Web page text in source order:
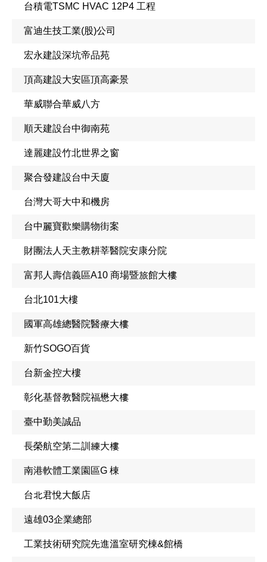
台積電TSMC HVAC 12P4 工程
富迪生技工業(股)公司
宏永建設深坑帝品苑
頂高建設大安區頂高豪景
華威聯合華威八方
順天建設台中御南苑
達麗建設竹北世界之窗
聚合發建設台中天廈
台灣大哥大中和機房
台中麗寶歡樂購物街案
財團法人天主教耕莘醫院安康分院
富邦人壽信義區A10 商場暨旅館大樓
台北101大樓
國軍高雄總醫院醫療大樓
新竹SOGO百貨
台新金控大樓
彰化基督教醫院福懋大樓
臺中勤美誠品
長榮航空第二訓練大樓
南港軟體工業園區G 棟
台北君悅大飯店
遠雄03企業總部
工業技術研究院先進溫室研究棟&館橋